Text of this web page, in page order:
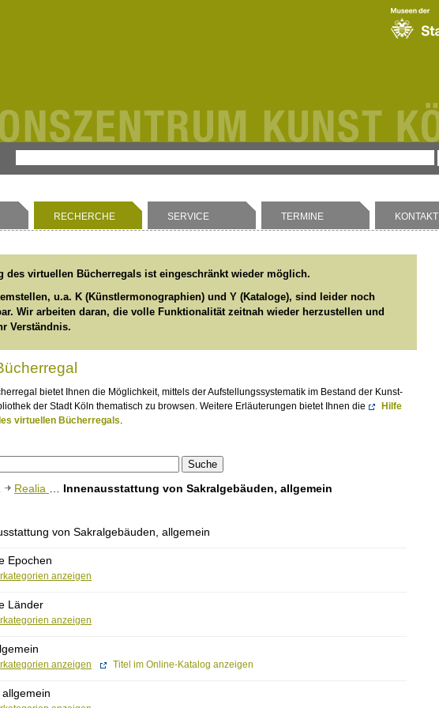
RECHERCHE SERVICE TERMINE KONTAKT
des virtuellen Bücherregals ist eingeschränkt wieder möglich.
u.a. K (Künstlermonographien) und Y (Kataloge), sind leider noch
Wir arbeiten daran, die volle Funktionalität zeitnah wieder herzustellen und
Verständnis.
bietet Ihnen die Möglichkeit, mittels der Aufstellungssystematik im Bestand der Kunst-
der Stadt Köln thematisch zu browsen. Weitere Erläuterungen bietet Ihnen die
Hilfe
virtuellen Bücherregals
Realia Innenausstattung von Sakralgebäuden, allgemein
von Sakralgebäuden, allgemein
Epochen
anzeigen
Länder
anzeigen
anzeigen Titel im Online-Katalog anzeigen